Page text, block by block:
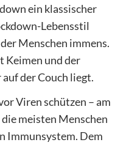
ein klassischer
Lebensstil
Menschen immens.
Keimen und der
der Couch liegt.
Viren schützen – am
die meisten Menschen
Immunsystem. Dem